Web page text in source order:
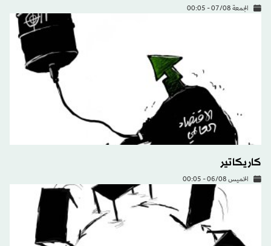
الجمعة 07/08 - 00:05
كاريكاتير
الخميس 06/08 - 00:05